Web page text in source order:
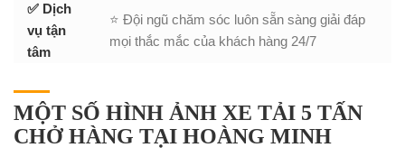
✅ Dịch
vụ tận
tâm
⭐ Đội ngũ chăm sóc luôn sẵn sàng giải đáp
mọi thắc mắc của khách hàng 24/7
MỘT SỐ HÌNH ẢNH XE TẢI 5 TẤN
CHỞ HÀNG TẠI HOÀNG MINH